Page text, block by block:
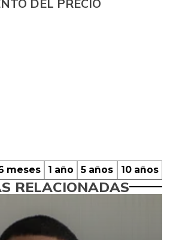
DEL PRECIO
meses 1 año 5 años 10 años
RELACIONADAS